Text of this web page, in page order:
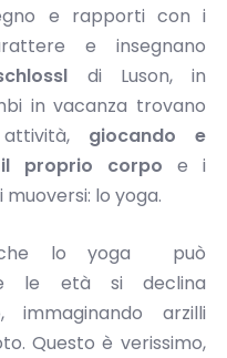
e rapporti con i
e insegnano
di Luson, in
in vacanza trovano
giocando e
proprio corpo e i
lo yoga.
che lo yoga può
le età si declina
immaginando arzilli
Questo è verissimo,